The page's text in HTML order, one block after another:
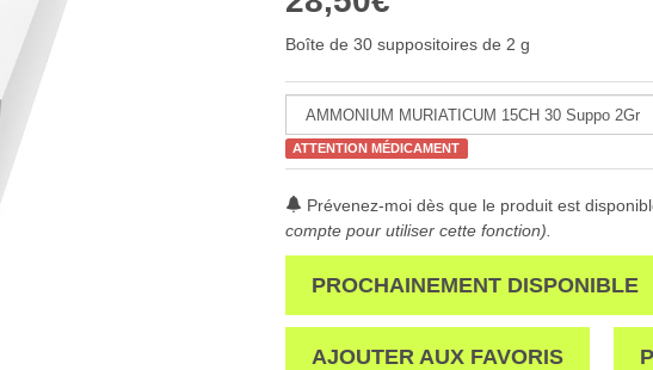
Boîte de 30 suppositoires de 2 g
ATTENTION MÉDICAMENT
Prévenez-moi dès que le produit est
compte pour utiliser cette fonction).
PROCHAINEMENT DISPONIBLE
AJOUTER AUX FAVORIS